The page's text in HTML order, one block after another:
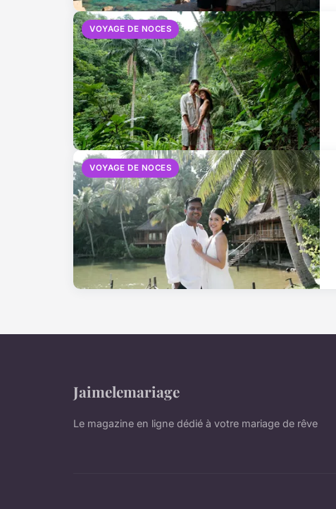
VOYAGE DE NOCES
VOYAGE DE NOCES
Jaimelemariage
Le magazine en ligne dédié à votre mariage de rêve